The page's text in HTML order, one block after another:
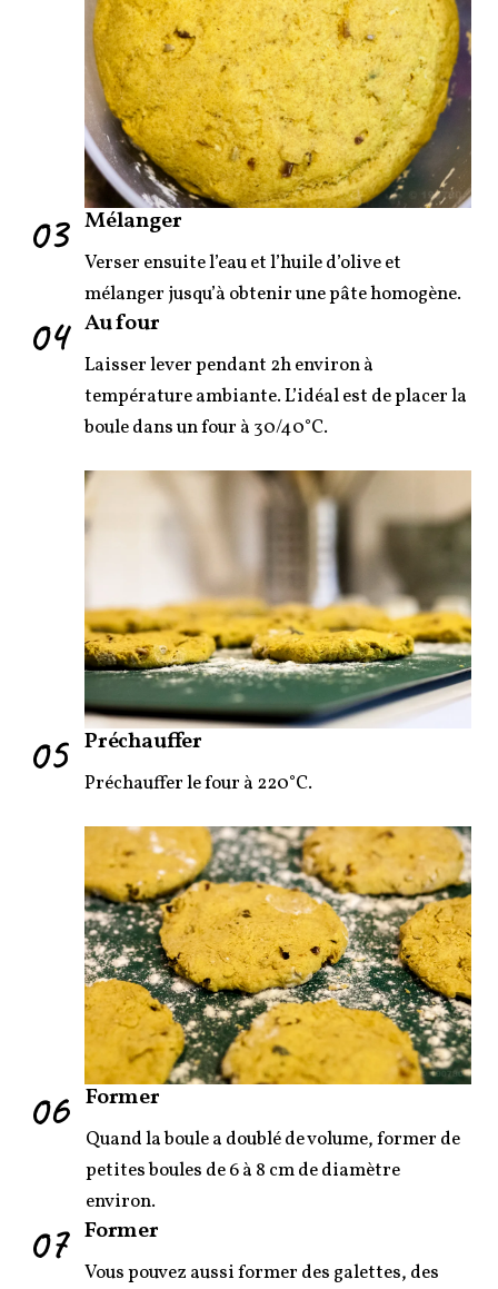
03 Mélanger
Verser ensuite l’eau et l’huile d’olive et
mélanger jusqu’à obtenir une pâte homogène.
04 Au four
Laisser lever pendant 2h environ à
température ambiante. L’idéal est de placer la
boule dans un four à 30/40°C.
05 Préchauffer
Préchauffer le four à 220°C.
06 Former
Quand la boule a doublé de volume, former de
petites boules de 6 à 8 cm de diamètre
environ.
07 Former
Vous pouvez aussi former des galettes, des